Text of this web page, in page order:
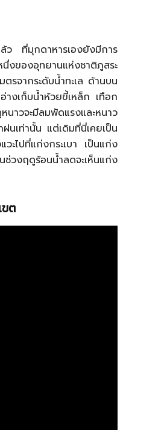
ล้ว ที่มุกดาหารเองยังมีการ
งของอุทยานแห่งชาติภูสระ
รจากระดับน้ำทะเล ด้านบน
งเก็บน้ำห้วยขี้เหล็ก เทือก
าวจะมีลมพัดแรงและหนาว
นเท่านั้น แต่เดิมที่นี่เคยเป็น
วะไปที่แก่งกระเบา เป็นแก่ง
วงฤดูร้อนน้ำลดจะเห็นแก่ง
ขต